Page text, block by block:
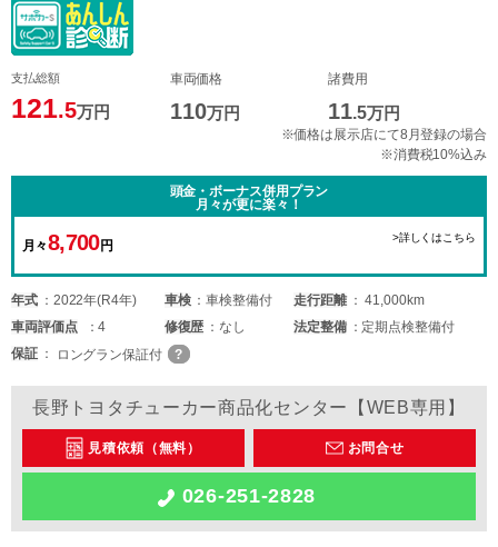
支払総額
121.5万円
車両価格
110万円
諸費用
11.5万円
※価格は展示店にて8月登録の場合
※消費税10%込み
頭金・ボーナス併用プラン
月々が更に楽々！
月々8,700円
>詳しくはこちら
年式 2022年(R4年) 車検 車検整備付 走行距離
41,000km
車両評価点 4 修復歴 なし 法定整備
定期点検整備付
保証
ロングラン保証付
長野トヨタチューカー商品化センター【WEB専用】
見積依頼（無料） お問合せ
026-251-2828